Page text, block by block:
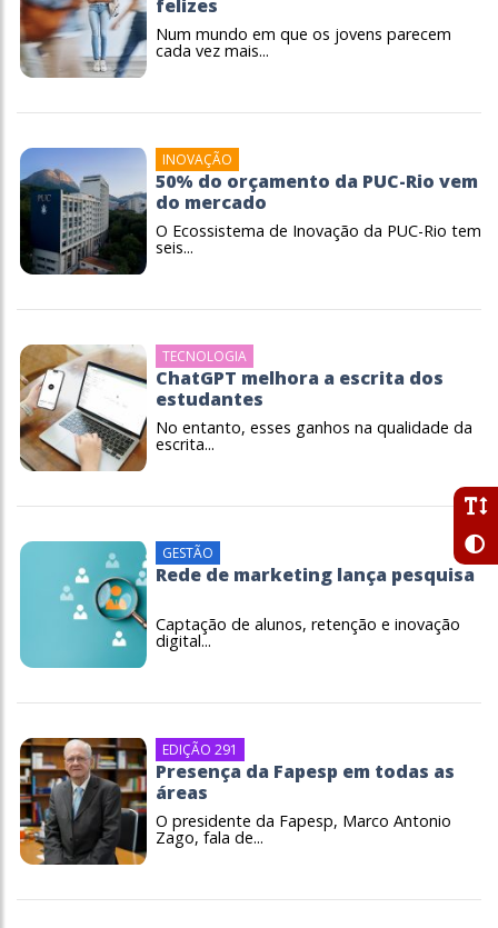
felizes
Num mundo em que os jovens parecem
cada vez mais...
INOVAÇÃO
50% do orçamento da PUC-Rio vem
do mercado
O Ecossistema de Inovação da PUC-Rio tem
seis...
TECNOLOGIA
ChatGPT melhora a escrita dos
estudantes
No entanto, esses ganhos na qualidade da
escrita...
GESTÃO
Rede de marketing lança pesquisa
Captação de alunos, retenção e inovação
digital...
EDIÇÃO 291
Presença da Fapesp em todas as
áreas
O presidente da Fapesp, Marco Antonio
Zago, fala de...